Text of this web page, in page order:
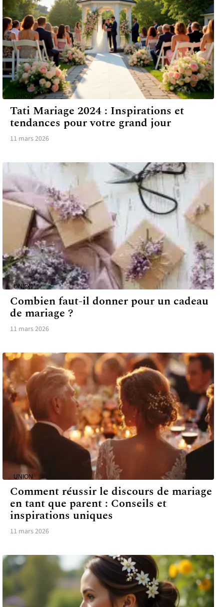
UNION
Tati Mariage 2024 : Inspirations et
tendances pour votre grand jour
11 mars 2026
UNION
Combien faut-il donner pour un cadeau
de mariage ?
11 mars 2026
UNION
Comment réussir le discours de mariage
en tant que parent : Conseils et
inspirations uniques
11 mars 2026